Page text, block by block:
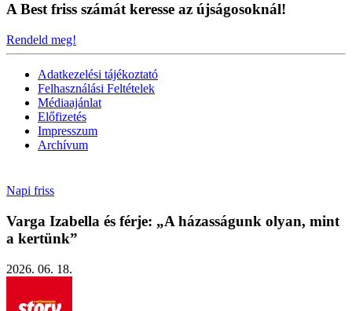
A Best friss számát keresse az újságosoknál!
Rendeld meg!
Adatkezelési tájékoztató
Felhasználási Feltételek
Médiaajánlat
Előfizetés
Impresszum
Archívum
Napi friss
Varga Izabella és férje: „A házasságunk olyan, mint
a kertünk”
2026. 06. 18.